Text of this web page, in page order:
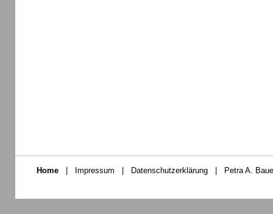
Home Impressum Datenschutzerklärung Petra A.